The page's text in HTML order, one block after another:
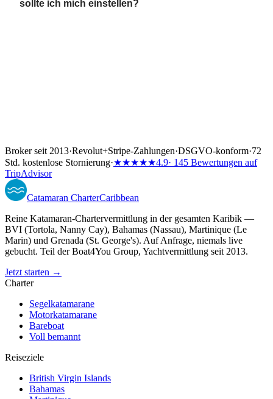
sollte ich mich einstellen?
Broker seit 2013·Revolut+Stripe-Zahlungen·DSGVO-konform·72
Std. kostenlose Stornierung·★★★★★4.9· 145 Bewertungen auf
TripAdvisor
Catamaran CharterCaribbean
Reine Katamaran-Chartervermittlung in der gesamten Karibik —
BVI (Tortola, Nanny Cay), Bahamas (Nassau), Martinique (Le
Marin) und Grenada (St. George's). Auf Anfrage, niemals live
gebucht. Teil der Boat4You Group, Yachtvermittlung seit 2013.
Jetzt starten →
Charter
Segelkatamarane
Motorkatamarane
Bareboat
Voll bemannt
Reiseziele
British Virgin Islands
Bahamas